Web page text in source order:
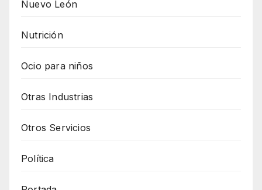
Nuevo León
Nutrición
Ocio para niños
Otras Industrias
Otros Servicios
Política